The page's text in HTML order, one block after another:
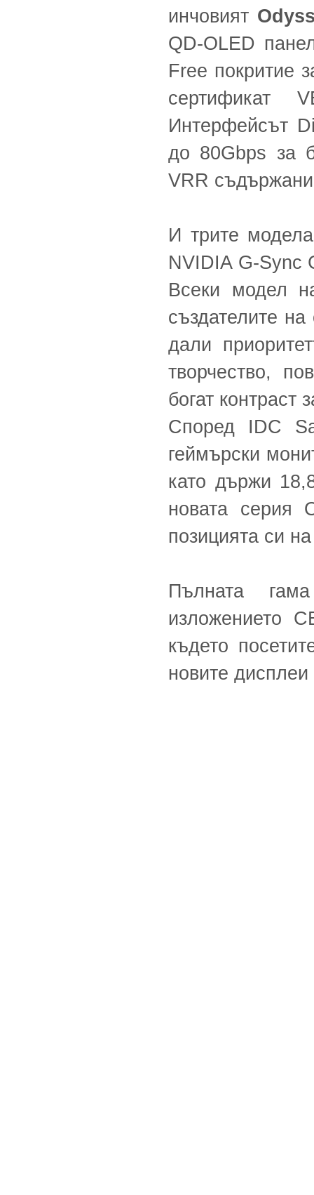
инчовият
QD-OLED
Free покритие
сертификат
Интерфейсът
до 80Gbps за
VRR
И трите
NVIDIA G-Sync
Всеки модел
създателите
дали
творчество,
богат контраст
Според IDC
геймърски
като държи
новата серия
позицията си
Пълната
изложението
където
новите